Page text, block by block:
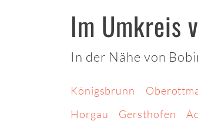
Im Umkreis
In der Nähe von
Königsbrunn
Horgau
Gersthofen